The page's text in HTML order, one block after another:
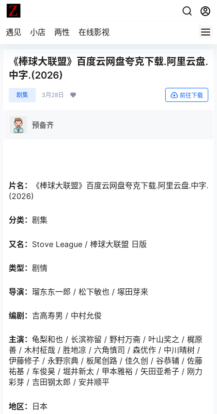
遇见 小店 两性 在线影视
《棒球大联盟》百度云网盘夸克下载.阿里云盘.
中字.(2026)
剧集 3月28日 前往下载
预备齐
片名：
《棒球大联盟》百度云网盘夸克下载.阿里云盘.中字.
(2026)
分类： 剧集
又名： Stove League / 棒球大联盟 日版
类型： 剧情
导演： 瑠东东一郎 / 松下敏也 / 塚田芽来
编剧： 吉高寿男 / 中村允俊
主演： 龟梨和也 / 长滨祢留 / 野村万斋 / 叶山奖之 / 梶原
善 / 木村柾哉 / 胜地凉 / 六角慎司 / 森优作 / 中川晴树 /
伊藤修子 / 永野宗典 / 板尾创路 / 佳久创 / 谷恭辅 / 佐藤
祐基 / 车俊昊 / 堀井新太 / 甲本雅裕 / 矢田亚希子 / 刚力
彩芽 / 吉田钢太郎 / 安井顺平
地区： 日本